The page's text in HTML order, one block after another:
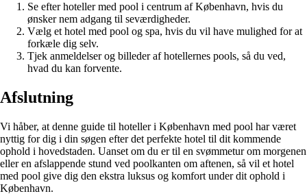
Se efter hoteller med pool i centrum af København, hvis du
ønsker nem adgang til seværdigheder.
Vælg et hotel med pool og spa, hvis du vil have mulighed for at
forkæle dig selv.
Tjek anmeldelser og billeder af hotellernes pools, så du ved,
hvad du kan forvente.
Afslutning
Vi håber, at denne guide til hoteller i København med pool har været
nyttig for dig i din søgen efter det perfekte hotel til dit kommende
ophold i hovedstaden. Uanset om du er til en svømmetur om morgenen
eller en afslappende stund ved poolkanten om aftenen, så vil et hotel
med pool give dig den ekstra luksus og komfort under dit ophold i
København.